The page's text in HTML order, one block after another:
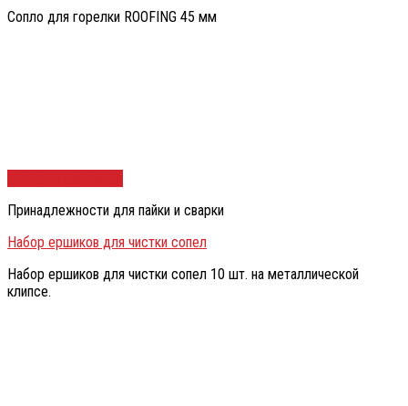
Сопло для горелки ROOFING 45 мм
Принадлежности для пайки и сварки
Набор ершиков для чистки сопел
Набор ершиков для чистки сопел 10 шт. на металлической
клипсе.